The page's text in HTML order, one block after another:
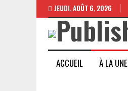
JEUDI, AOÛT 6, 2026
ACCUEIL À LA UNE